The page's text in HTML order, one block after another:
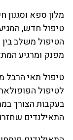
מלון ספא וסגנון
טיפול חדש,
הטיפול משלב
מפנק ומרגיע
לטיפול
בעקבות הצורך
התאילנדים